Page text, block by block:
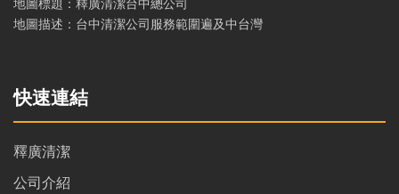
地圖描述：台中清潔公司服務範圍遍及中台灣
快速連結
釋廣清潔
公司介紹